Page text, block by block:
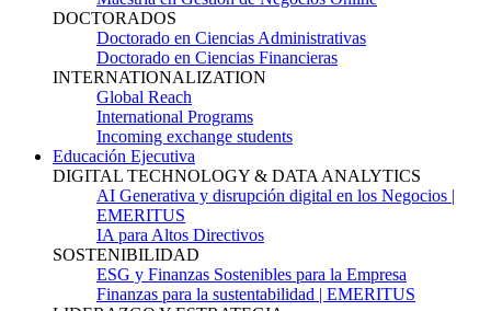
DOCTORADOS
Doctorado en Ciencias Administrativas
Doctorado en Ciencias Financieras
INTERNATIONALIZATION
Global Reach
International Programs
Incoming exchange students
Educación Ejecutiva
DIGITAL TECHNOLOGY & DATA ANALYTICS
AI Generativa y disrupción digital en los Negocios |
EMERITUS
IA para Altos Directivos
SOSTENIBILIDAD
ESG y Finanzas Sostenibles para la Empresa
Finanzas para la sustentabilidad | EMERITUS